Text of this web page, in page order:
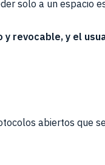
solo a un espacio
y revocable, y el
abiertos que